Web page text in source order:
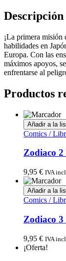
Descripción
¡La primera
habilidades en
Europa. Con las
máximos apoyos,
enfrentarse al
Productos
Añadir a la
Comics /
Zodiaco 2
9,95 € IVA
Añadir a la
Comics /
Zodiaco 3
9,95 € IVA
¡Oferta!